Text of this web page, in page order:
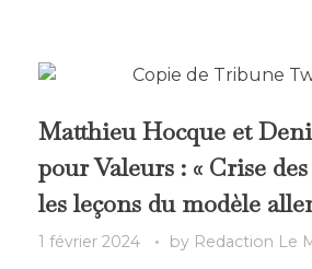
Matthieu Hocque et
pour Valeurs : « Crise
les leçons du modèle
1 février 2024 by Redaction Le